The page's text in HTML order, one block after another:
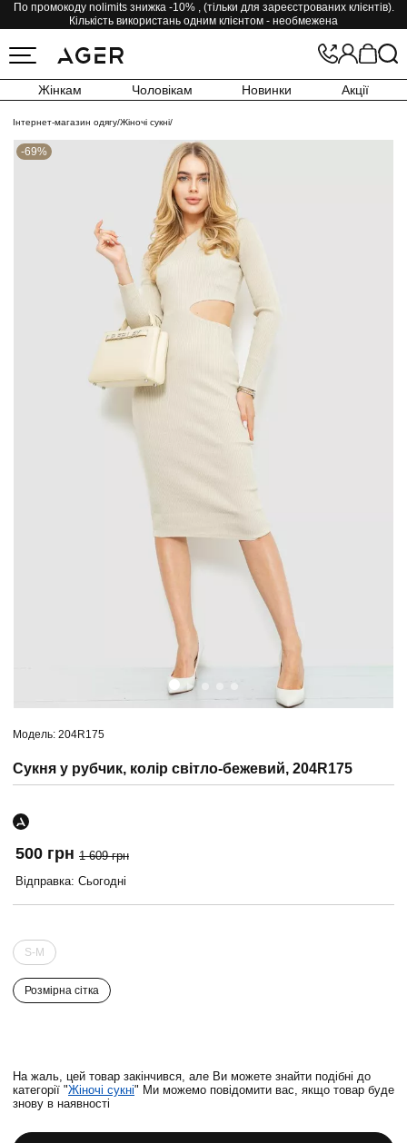
По промокоду nolimits знижка -10% , (тільки для зареєстрованих клієнтів).
Кількість використань одним клієнтом - необмежена
Жінкам Чоловікам Новинки Акції
Інтернет-магазин одягу/Жіночі сукні/
-69%
Модель: 204R175
Сукня у рубчик, колір світло-бежевий, 204R175
500 грн 1 609 грн
Відправка: Сьогодні
S-M
Розмірна сітка
На жаль, цей товар закінчився, але Ви можете знайти подібні до
категорії "Жіночі сукні" Ми можемо повідомити вас, якщо товар буде
знову в наявності